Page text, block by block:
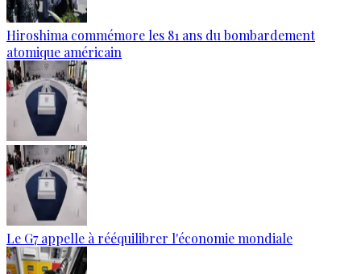
Hiroshima commémore les 81 ans du bombardement
atomique américain
Le G7 appelle à rééquilibrer l'économie mondiale